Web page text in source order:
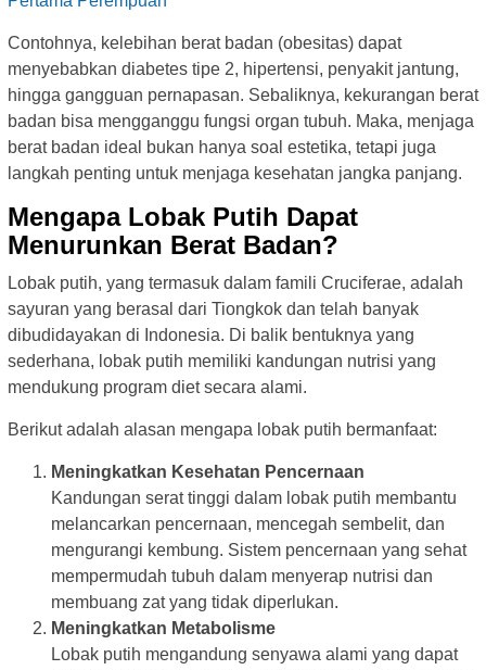
Contohnya, kelebihan berat badan (obesitas) dapat
menyebabkan diabetes tipe 2, hipertensi, penyakit jantung,
hingga gangguan pernapasan. Sebaliknya, kekurangan berat
badan bisa mengganggu fungsi organ tubuh. Maka, menjaga
berat badan ideal bukan hanya soal estetika, tetapi juga
langkah penting untuk menjaga kesehatan jangka panjang.
Mengapa Lobak Putih Dapat
Menurunkan Berat Badan?
Lobak putih, yang termasuk dalam famili Cruciferae, adalah
sayuran yang berasal dari Tiongkok dan telah banyak
dibudidayakan di Indonesia. Di balik bentuknya yang
sederhana, lobak putih memiliki kandungan nutrisi yang
mendukung program diet secara alami.
Berikut adalah alasan mengapa lobak putih bermanfaat:
Meningkatkan Kesehatan Pencernaan
Kandungan serat tinggi dalam lobak putih membantu
melancarkan pencernaan, mencegah sembelit, dan
mengurangi kembung. Sistem pencernaan yang sehat
mempermudah tubuh dalam menyerap nutrisi dan
membuang zat yang tidak diperlukan.
Meningkatkan Metabolisme
Lobak putih mengandung senyawa alami yang dapat